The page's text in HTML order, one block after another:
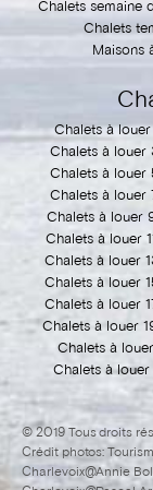
Chalets semaine
Chalets
Maisons
Chalets à
Chalets à louer
Chalets à louer
Chalets à louer
Chalets à louer
Chalets à louer
Chalets à louer
Chalets à louer
Chalets à louer
Chalets à louer
Chalets à
Chalets à
© 2019 Tous droits
Crédit photos:
Charlevoix@Annie